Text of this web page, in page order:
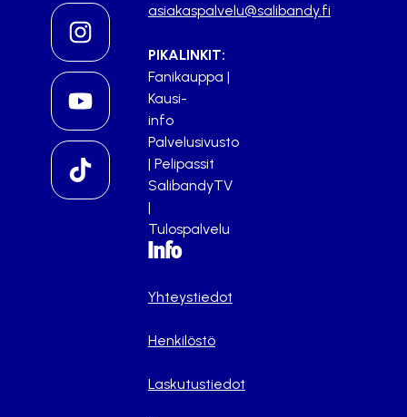
asiakaspalvelu@salibandy.fi
PIKALINKIT:
Fanikauppa |
Kausi-
info
Palvelusivusto
| Pelipassit
SalibandyTV
|
Tulospalvelu
Info
Yhteystiedot
Henkilöstö
Laskutustiedot